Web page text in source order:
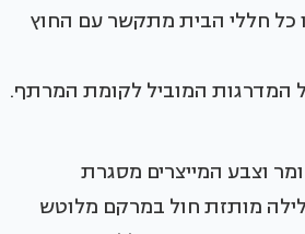
חללי הבית מתקשר עם החוץ
המדרגות המוביל לקומת המרתף.
וצבע המייצרים מסגרת
מותזת חול במרקם מלוטש